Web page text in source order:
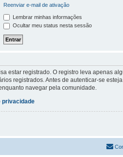
Reenviar e-mail de ativação
Lembrar minhas informações
Ocultar meu status nesta sessão
estar registrado. O registro leva apenas
registrados. Antes de autenticar-se
navegar pela comunidade.
privacidade